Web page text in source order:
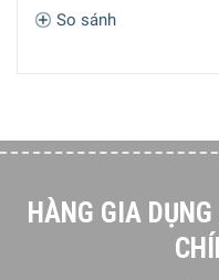
So sánh
HÀNG GIA